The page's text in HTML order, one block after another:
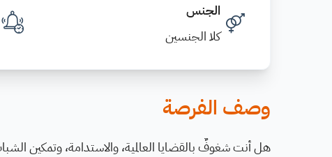
الجنس
كلا الجنسين
وصف الفرصة